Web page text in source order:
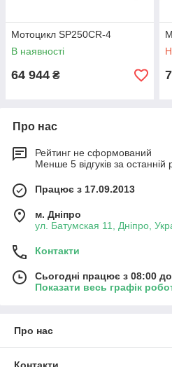
Мотоцикл SP250CR-4
В наявності
64 944 ₴
Про нас
Рейтинг не сформований
Менше 5 відгуків за останній
Працює з 17.09.2013
м. Дніпро
ул. Батумская 11, Дніпро,
Контакти
Сьогодні працює з 08:00
Показати весь графік
Про нас